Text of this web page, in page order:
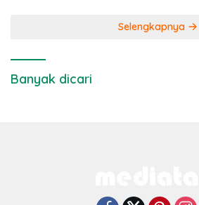
Selengkapnya
Banyak dicari